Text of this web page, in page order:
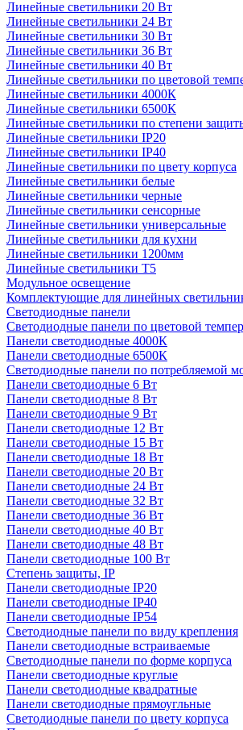
Линейные светильники 20 Вт
Линейные светильники 24 Вт
Линейные светильники 30 Вт
Линейные светильники 36 Вт
Линейные светильники 40 Вт
Линейные светильники по цветовой
Линейные светильники 4000К
Линейные светильники 6500К
Линейные светильники по степени
Линейные светильники IP20
Линейные светильники IP40
Линейные светильники по цвету корпуса
Линейные светильники белые
Линейные светильники черные
Линейные светильники сенсорные
Линейные светильники универсальные
Линейные светильники для кухни
Линейные светильники 1200мм
Линейные светильники Т5
Модульное освещение
Комплектующие для линейных
Светодиодные панели
Светодиодные панели по цветовой
Панели светодиодные 4000К
Панели светодиодные 6500К
Светодиодные панели по потребляемой
Панели светодиодные 6 Вт
Панели светодиодные 8 Вт
Панели светодиодные 9 Вт
Панели светодиодные 12 Вт
Панели светодиодные 15 Вт
Панели светодиодные 18 Вт
Панели светодиодные 20 Вт
Панели светодиодные 24 Вт
Панели светодиодные 32 Вт
Панели светодиодные 36 Вт
Панели светодиодные 40 Вт
Панели светодиодные 48 Вт
Панели светодиодные 100 Вт
Степень защиты, IP
Панели светодиодные IP20
Панели светодиодные IP40
Панели светодиодные IP54
Светодиодные панели по виду крепления
Панели светодиодные встраиваемые
Светодиодные панели по форме корпуса
Панели светодиодные круглые
Панели светодиодные квадратные
Панели светодиодные прямоугльные
Светодиодные панели по цвету корпуса